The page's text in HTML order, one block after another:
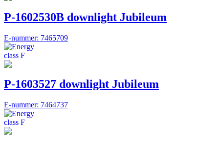
P-1602530B downlight Jubileum
E-nummer: 7465709
P-1603527 downlight Jubileum
E-nummer: 7464737